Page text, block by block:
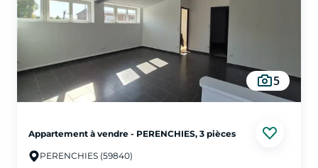
5
Appartement à vendre - PERENCHIES, 3 pièces
PERENCHIES (59840)